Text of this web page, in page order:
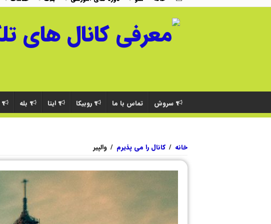
سروش تماس با ما روبیکا ایتا بله
خانه / کانال را می پذیرم / والپیر